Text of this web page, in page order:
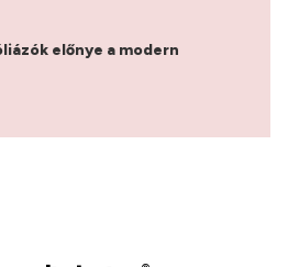
előnye a modern